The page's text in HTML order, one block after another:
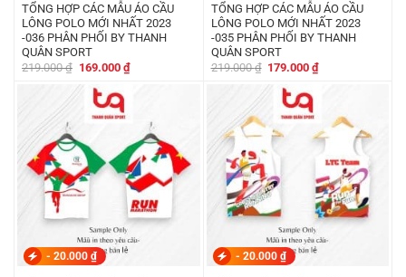
TỔNG HỢP CÁC MẪU ÁO CẦU
LÔNG POLO MỚI NHẤT 2023
-036 PHÂN PHỐI BY THANH
QUÂN SPORT
219.000₫ Giá
là:
219.000 ₫.
169.000 ₫Giá
hiện
TỔNG HỢP CÁC MẪU ÁO CẦU
LÔNG POLO MỚI NHẤT 2023
-035 PHÂN PHỐI BY THANH
QUÂN SPORT
219.000₫ Giá
là:
219.000 ₫.
179.000₫Giá
- 20.000 ₫ - 20.000 ₫